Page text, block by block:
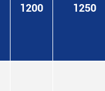
1200
1250